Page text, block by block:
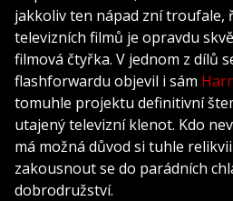
jakkoliv ten nápad zní troufale,
televizních filmů je opravdu
filmová čtyřka. V jednom z dílů
flashforwardu objevil i sám
tomuhle projektu definitivní
utajený televizní klenot. Kdo
má možná důvod si tuhle
zakousnout se do parádních
dobrodružství.